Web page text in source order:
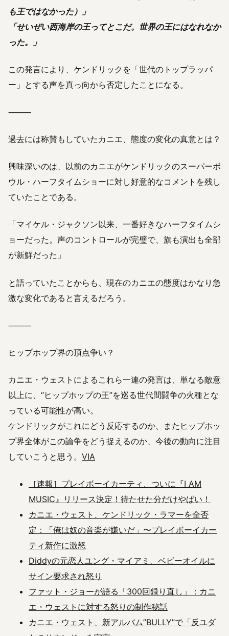
も王ではなかった）」
「せいぜい西海岸の王ってとこだ。世界の王にはなれなか
った。」
この発言により、ケンドリックを「世代のトップラッパ
ー」とする声を真っ向から否定したことになる。
⸻
過去には称賛もしていたカニエ、態度の変化の真意とは？
興味深いのは、以前のカニエがケンドリックのスーパーボ
ウル・ハーフタイムショーに対し好意的なコメントを残し
ていたことである。
「マイケル・ジャクソン以来、一番好きなハーフタイムシ
ョーだった。声のコントロールが完璧で、旗も演出も全部
が新鮮だった」
と語っていたことからも、現在のカニエの態度はかなり急
激な変化であると言えるだろう。
⸻
ヒップホップ界の頂点争い？
カニエ・ウェストによるこれら一連の発言は、単なる敵意
以上に、“ヒップホップの王”を巡る世代間闘争の火種とな
っている可能性が高い。
ケンドリックがこれにどう反応するのか、またヒップホッ
プ界全体がこの論争をどう捉えるのか、今後の動向に注目
していこうと思う。 VIA
［速報］プレイボーイカーティ、ついに『I AM
MUSIC』リリース決定！待たせた分だけやばい！
カニエ・ウェスト、ケンドリック・ラマーを全否
定：「俺は奴の音楽が嫌いだ」〜プレイボーイカー
ティ新作に激怒
Diddyの元恋人ユング・マイアミ、ベビーオイルに
サイン要求され怒り
ファット・ジョーが語る「300回録り直し」：カニ
エ・ウェストに対する怒りの制作秘話
カニエ・ウェスト、新アルバム”BULLY”で「反ユダ